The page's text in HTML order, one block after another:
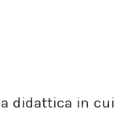
didattica in cui